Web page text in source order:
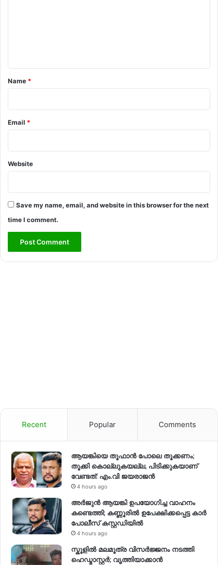
*
Name *
Email *
Website
Save my name, email, and website in this browser for the next
time I comment.
Recent Popular Comments
ആയങ്കിയെ തൂഫാൻ പോലെ തൂക്കണം;
തൂക്കി കൊല്ലുകയല്ല, പിടിക്കുകയാണ്
വേണ്ടത്: എം.വി ജയരാജൻ
4 hours ago
അർജുൻ ആയങ്കി ഉപയോഗിച്ച വാഹനം
കണ്ടെത്തി; കണ്ണൂരിൽ ഉപേക്ഷിക്കപ്പെട്ട കാർ
പോലീസ് കസ്റ്റഡിയിൽ
4 hours ago
സ്കൂളിൽ മലമൂത്ര വിസർജ്ജനം നടത്തി
ഹെഡ്മാസ്റ്റർ; വൃത്തിയാക്കാൻ